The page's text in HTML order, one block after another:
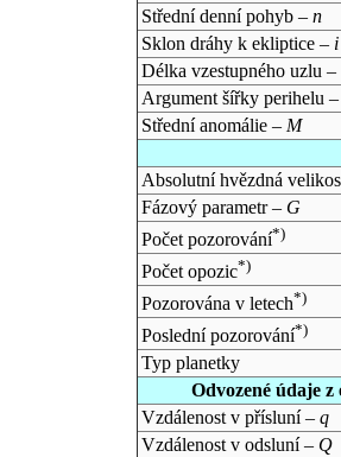
Střední denní pohyb – n
Sklon dráhy k ekliptice – i
Délka vzestupného uzlu –
Argument šířky perihelu
Střední anomálie – M
Absolutní hvězdná
Fázový parametr – G
Počet pozorování*)
Počet opozic*)
Pozorována v letech*)
Poslední pozorování*)
Typ planetky
Odvozené údaje
Vzdálenost v přísluní – q
Vzdálenost v odsluní – Q